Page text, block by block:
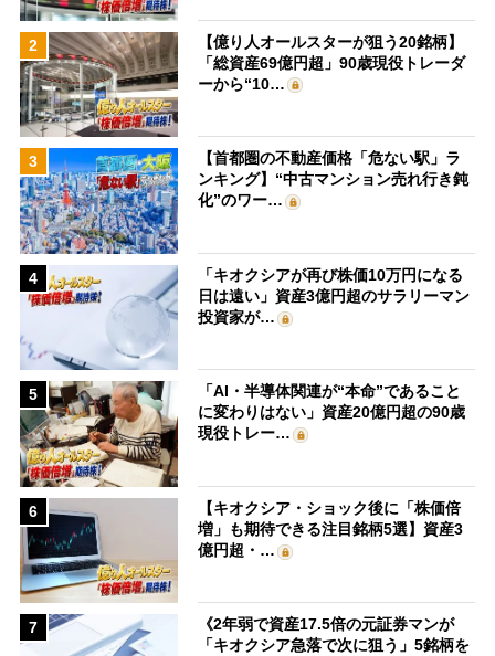
2
【億り人オールスターが狙う20銘柄】
「総資産69億円超」90歳現役トレーダ
ーから“10…
3
【首都圏の不動産価格「危ない駅」ラ
ンキング】“中古マンション売れ行き鈍
化”のワー…
4
「キオクシアが再び株価10万円になる
日は遠い」資産3億円超のサラリーマン
投資家が…
5
「AI・半導体関連が“本命”であること
に変わりはない」資産20億円超の90歳
現役トレー…
6
【キオクシア・ショック後に「株価倍
増」も期待できる注目銘柄5選】資産3
億円超・…
7
《2年弱で資産17.5倍の元証券マンが
「キオクシア急落で次に狙う」5銘柄を